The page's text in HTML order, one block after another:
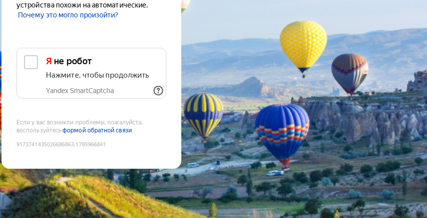
устройства похожи на автоматические.
Почему это могло произойти?
Я не робот
Нажмите, чтобы продолжить
Yandex SmartCaptcha
Если у вас возникли проблемы, пожалуйста,
воспользуйтесьформой обратной связи
9173741435026686863:1785966841